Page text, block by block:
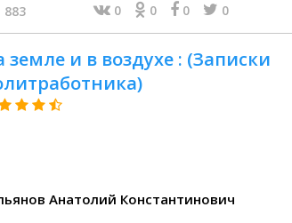
883 0 0 0 0
земле и в воздухе : (Записки
Анатолий Константинович